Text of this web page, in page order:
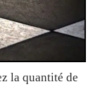
la quantité de